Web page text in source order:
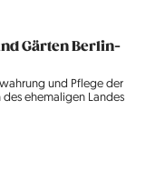
Gärten Berlin-
und Pflege der
ehemaligen Landes